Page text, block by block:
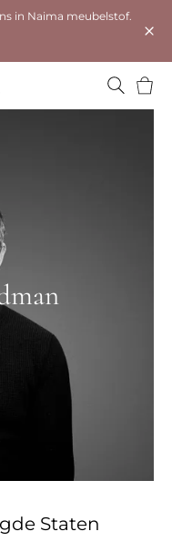
in Naima meubelstof.
Staten